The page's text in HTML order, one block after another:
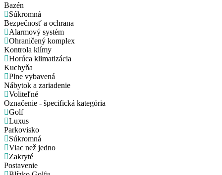
Bazén
Súkromná
Bezpečnosť a ochrana
Alarmový systém
Ohraničený komplex
Kontrola klímy
Horúca klimatizácia
Kuchyňa
Plne vybavená
Nábytok a zariadenie
Voliteľné
Označenie - špecifická kategória
Golf
Luxus
Parkovisko
Súkromná
Viac než jedno
Zakryté
Postavenie